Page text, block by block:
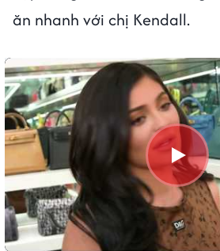
ăn nhanh với chị Kendall.